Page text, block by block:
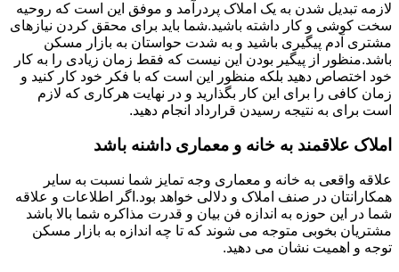
لازمه تبدیل شدن به یک املاک پردرآمد و موفق این است که روحیه
سخت کوشی و کار داشته باشید.شما باید برای محقق کردن نیازهای
مشتری آدم پیگیری باشید و به شدت حواستان به بازار مسکن
باشد.منظور از پیگیر بودن این نیست که فقط زمان زیادی را به کار
خود اختصاص دهید بلکه منظور این است که با فکر خود کار کنید و
زمان کافی را برای این کار بگذارید و در نهایت هرکاری که لازم
است برای به نتیجه رسیدن قرارداد انجام دهید.
املاک علاقمند به خانه و معماری داشنه باشد
علاقه واقعی به خانه و معماری وجه تمایز شما نسبت به سایر
همکارانتان در صنف املاک و دلالی خواهد بود.اگر اطلاعات و علاقه
شما در این حوزه به اندازه فن بیان و قدرت مذاکره شما بالا باشد
مشتریان بخوبی متوجه می شوند که تا چه اندازه به بازار مسکن
توجه و اهمیت نشان می دهید.